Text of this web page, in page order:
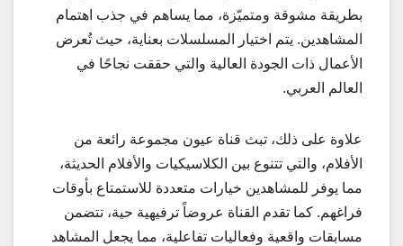
بطريقة مشوقة ومتميّزة، مما يساهم في جذب اهتمام
المشاهدين. يتم اختيار المسلسلات بعناية، حيث تُعرض
الأعمال ذات الجودة العالية والتي حققت نجاحًا في
العالم العربي.
علاوة على ذلك، تبث قناة عيون مجموعة رائعة من
الأفلام، والتي تتنوع بين الكلاسيكيات والأفلام الحديثة،
مما يوفر للمشاهدين خيارات متعددة للاستمتاع بأوقات
فراغهم. كما تقدم القناة عروضاً ترفيهية حية، تتضمن
مسابقات واقعية وفعاليات تفاعلية، مما يجعل المشاهد